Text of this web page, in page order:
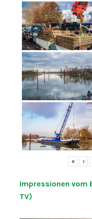
« ‹
Impressionen vom
TV)